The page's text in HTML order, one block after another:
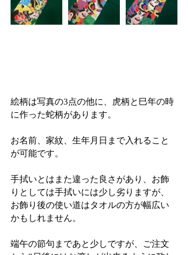
絵柄は写真の3点の他に、虎柄と巳年の時
に作った蛇柄があります。
お名前、家紋、生年月日まで入れること
が可能です。
手拭いとはまた違った良さがあり、お飾
りとしては手拭いには少し劣りますが、
お飾り後の使い道はタオルの方が幅広い
かもしれません。
端午の節句まであと少しですが、ご注文